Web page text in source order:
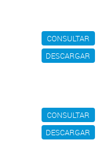
CONSULTAR
DESCARGAR
CONSULTAR
DESCARGAR